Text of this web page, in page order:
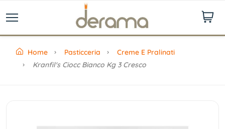
Home Pasticceria
Creme E Pralinati
Kranfil's Ciocc Bianco Kg 3 Cresco